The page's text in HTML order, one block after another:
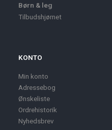
Børn & leg
Tilbudshjørnet
KONTO
Min konto
Adressebog
Ønskeliste
Ordrehistorik
Nyhedsbrev